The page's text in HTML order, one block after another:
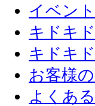
イベン
キドキ
キドキ
お客様
よくあ